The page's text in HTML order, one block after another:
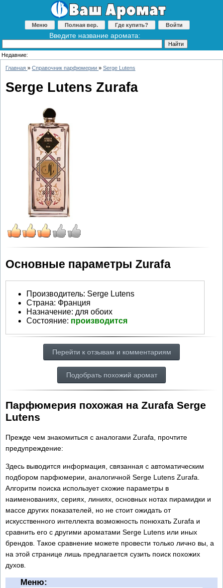
Меню Полная вер. Где купить? Войти
Введите название аромата:
Недавние:
Главная » Справочник парфюмерии » Serge Lutens
Serge Lutens Zurafa
Основные параметры Zurafa
Производитель: Serge Lutens
Страна: Франция
Назначение: для обоих
Состояние: производится
Перейти к отзывам и комментариям
Подобрать похожий аромат
Парфюмерия похожая на Zurafa Serge
Lutens
Прежде чем знакомиться с аналогами Zurafa, прочтите
предупреждение:
Здесь выводится информация, связанная с автоматическим
подбором парфюмерии, аналогичной Serge Lutens Zurafa.
Алгоритм поиска использует схожие параметры в
наименованиях, сериях, линиях, основных нотах пирамидки и
массе других показателей, но не стоит ожидать от
искусственного интеллекта возможность понюхать Zurafa и
сравнить его с другими ароматами Serge Lutens или иных
брендов. Такое сравнение можете провести только лично вы, а
на этой странице лишь предлагается сузить поиск похожих
духов.
Меню: